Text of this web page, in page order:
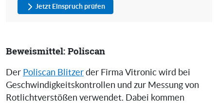
Jetzt Einspruch prüfen
Beweismittel: Poliscan
Der Poliscan Blitzer der Firma Vitronic wird bei
Geschwindigkeitskontrollen und zur Messung von
Rotlichtverstößen verwendet. Dabei kommen